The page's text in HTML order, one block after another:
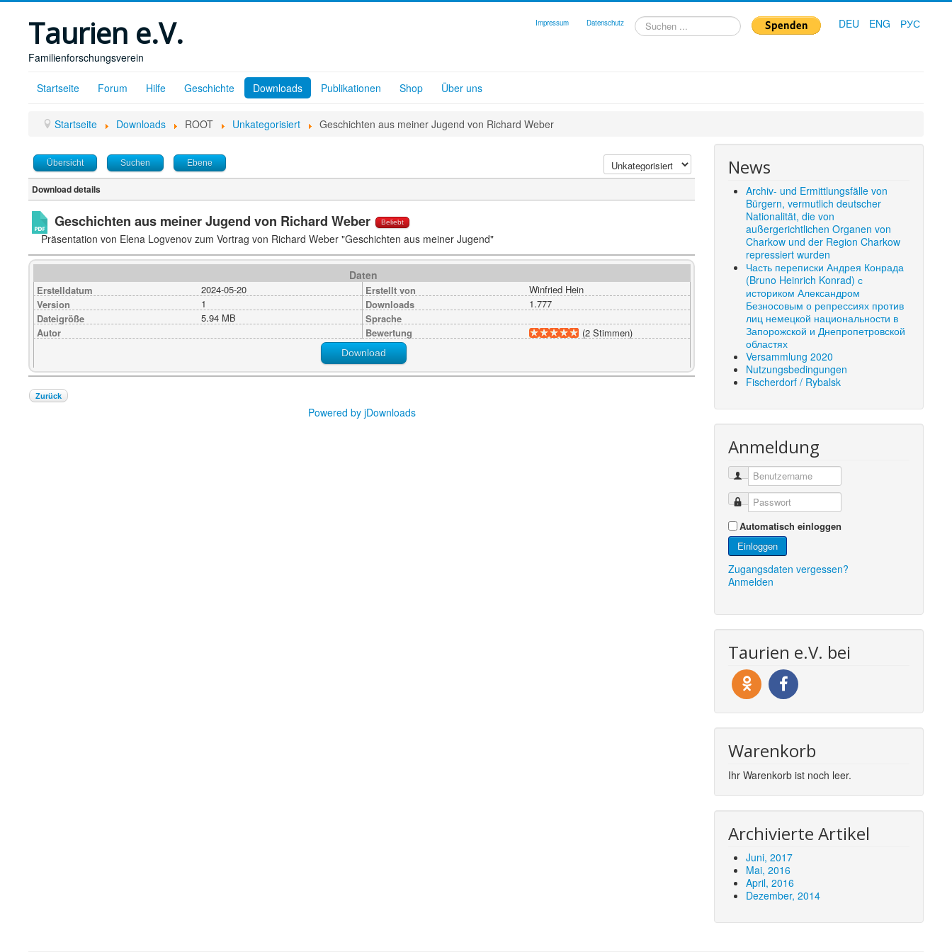
DEU ENG РУС
Suchen
...
Impressum Datenschutz
Taurien e.V.
Familienforschungsverein
Startseite Forum Hilfe Geschichte Downloads Publikationen Shop Über uns
Startseite Downloads ROOT Unkategorisiert Geschichten aus meiner Jugend von Richard Weber
Übersicht Suchen Ebene
Download details
Geschichten aus meiner Jugend von Richard Weber Beliebt
Präsentation von Elena Logvenov zum Vortrag von Richard Weber "Geschichten aus meiner Jugend"
Daten
Erstelldatum
2024-05-20
Version
1
Dateigröße
5.94 MB
Autor
Erstellt von
Winfried Hein
Downloads
1.777
Sprache
Bewertung
(2 Stimmen)
Download
Zurück
Powered by jDownloads
News
Archiv- und Ermittlungsfälle von
Bürgern, vermutlich deutscher
Nationalität, die von
außergerichtlichen Organen von
Charkow und der Region Charkow
repressiert wurden
Часть переписки Андрея Конрада
(Bruno Heinrich Konrad) с
историком Александром
Безносовым о репрессиях против
лиц немецкой национальности в
Запорожской и Днепропетровской
областях
Versammlung 2020
Nutzungsbedingungen
Fischerdorf / Rybalsk
Anmeldung
Automatisch einloggen
Einloggen
Zugangsdaten vergessen?
Anmelden
Taurien e.V. bei
Warenkorb
Ihr Warenkorb ist noch leer.
Archivierte Artikel
Juni, 2017
Mai, 2016
April, 2016
Dezember, 2014